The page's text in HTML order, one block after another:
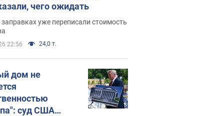
чего ожидать
уже переписали стоимость
22:56 24,0 т.
дом не
суд США